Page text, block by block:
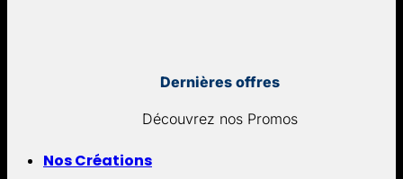
Dernières offres
Découvrez nos Promos
Nos Créations